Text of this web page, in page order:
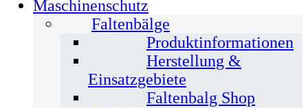
Maschinenschutz
Faltenbälge
Produktinformationen
Herstellung &
Einsatzgebiete
Faltenbalg Shop